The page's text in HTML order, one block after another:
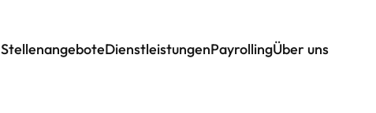
StellenangeboteDienstleistungenPayrollingÜber uns